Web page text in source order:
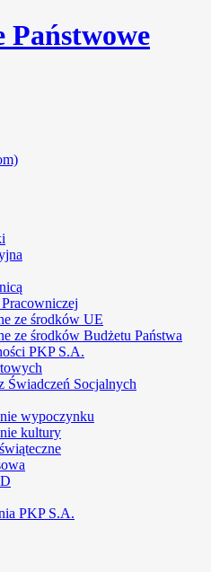
ze środków UE
ze środków Budżetu Państwa
PKP S.A.
Świadczeń Socjalnych
wypoczynku
kultury
PKP S.A.